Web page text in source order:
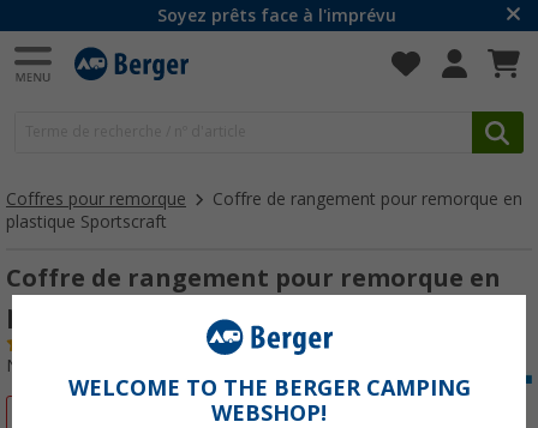
Soyez prêts face à l'imprévu
Coffres pour remorque
Coffre de rangement pour remorque en
plastique Sportscraft
Coffre de rangement pour remorque en
plastique Sportscraft
N° d'art : 150190
WELCOME TO THE BERGER CAMPING
WEBSHOP!